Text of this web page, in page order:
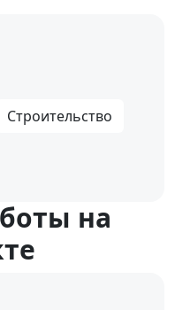
Строительство
на